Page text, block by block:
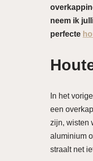
neem ik
perfecte
In het
een
zijn, wisten
aluminium
straalt net